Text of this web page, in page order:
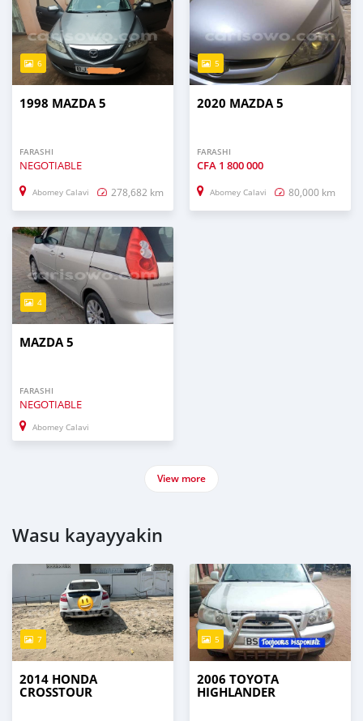
6
1998 MAZDA 5
FARASHI
NEGOTIABLE
Abomey Calavi 278,682 km
5
2020 MAZDA 5
FARASHI
CFA 1 800 000
Abomey Calavi 80,000 km
4
MAZDA 5
FARASHI
NEGOTIABLE
Abomey Calavi
View more
Wasu kayayyakin
7
2014 HONDA
CROSSTOUR
5
2006 TOYOTA
HIGHLANDER